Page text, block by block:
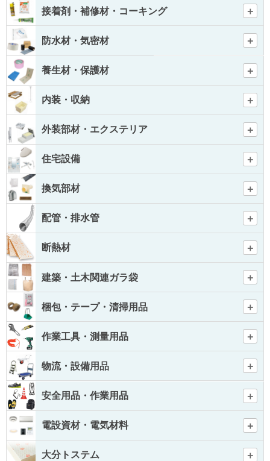
接着剤・補修材・コーキング
防水材・気密材
養生材・保護材
内装・収納
外装部材・エクステリア
住宅設備
換気部材
配管・排水管
断熱材
建築・土木関連ガラ袋
梱包・テープ・清掃用品
作業工具・測量用品
物流・設備用品
安全用品・作業用品
電設資材・電気材料
大分トステム